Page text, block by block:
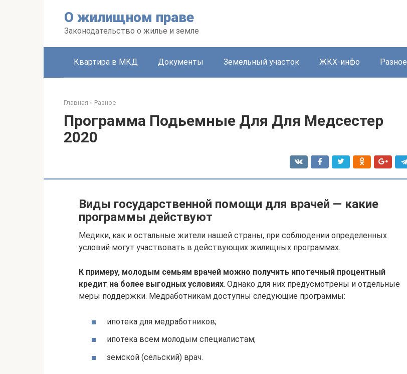
О жилищном праве
Законодательство о жилье и земле
Квартира в МКД Документы Земельный участок ЖКХ-инфо Разное
Главная » Разное
Программа Подьемные Для Для Медсестер
2020
Виды государственной помощи для врачей — какие
программы действуют
Медики, как и остальные жители нашей страны, при соблюдении определенных
условий могут участвовать в действующих жилищных программах.
К примеру, молодым семьям врачей можно получить ипотечный процентный
кредит на более выгодных условиях. Однако для них предусмотрены и отдельные
меры поддержки. Медработникам доступны следующие программы:
ипотека для медработников;
ипотека всем молодым специалистам;
земской (сельский) врач.